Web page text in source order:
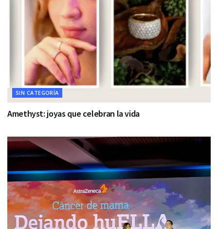
SIN CATEGORÍA
Amethyst: joyas que celebran la vida